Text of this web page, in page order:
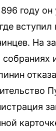
году он
На